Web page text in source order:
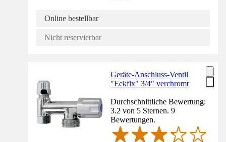
Online bestellbar
Nicht reservierbar
Geräte-Anschluss-Ventil
"Eckfix" 3/4" verchromt
Durchschnittliche Bewertung:
3.2 von 5 Sternen. 9
Bewertungen.